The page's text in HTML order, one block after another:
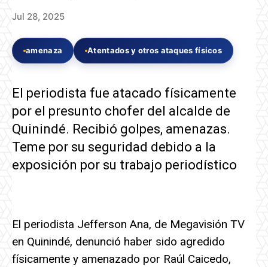
Jul 28, 2025
amenaza Atentados y otros ataques físicos
El periodista fue atacado físicamente
por el presunto chofer del alcalde de
Quinindé. Recibió golpes, amenazas.
Teme por su seguridad debido a la
exposición por su trabajo periodístico
El periodista Jefferson Ana, de Megavisión TV
en Quinindé, denunció haber sido agredido
físicamente y amenazado por Raúl Caicedo,